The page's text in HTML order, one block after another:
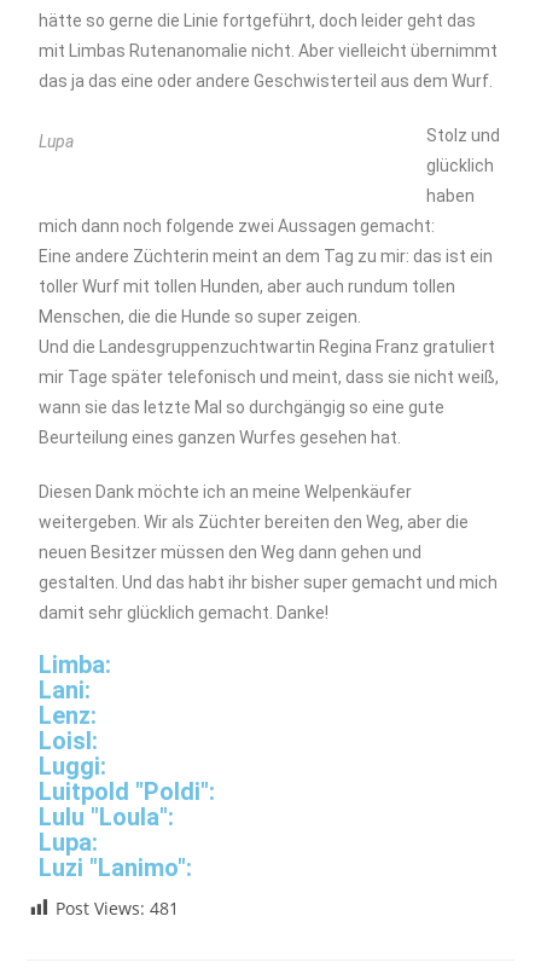
hätte so gerne die Linie fortgeführt, doch leider geht das
mit Limbas Rutenanomalie nicht. Aber vielleicht übernimmt
das ja das eine oder andere Geschwisterteil aus dem Wurf.
Lupa
Stolz und
glücklich
haben
mich dann noch folgende zwei Aussagen gemacht:
Eine andere Züchterin meint an dem Tag zu mir: das ist ein
toller Wurf mit tollen Hunden, aber auch rundum tollen
Menschen, die die Hunde so super zeigen.
Und die Landesgruppenzuchtwartin Regina Franz gratuliert
mir Tage später telefonisch und meint, dass sie nicht weiß,
wann sie das letzte Mal so durchgängig so eine gute
Beurteilung eines ganzen Wurfes gesehen hat.
Diesen Dank möchte ich an meine Welpenkäufer
weitergeben. Wir als Züchter bereiten den Weg, aber die
neuen Besitzer müssen den Weg dann gehen und
gestalten. Und das habt ihr bisher super gemacht und mich
damit sehr glücklich gemacht. Danke!
Limba:
Lani:
Lenz:
Loisl:
Luggi:
Luitpold "Poldi":
Lulu "Loula":
Lupa:
Luzi "Lanimo":
Post Views: 481